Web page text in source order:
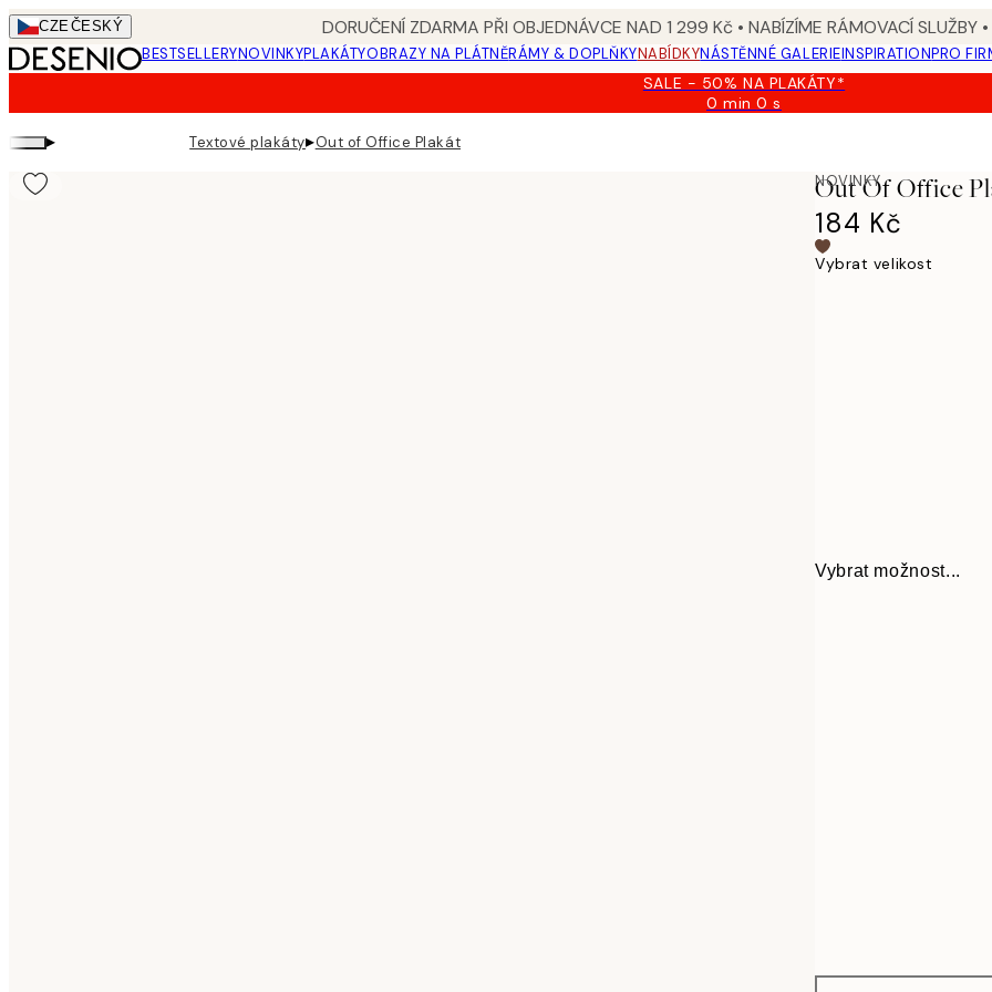
Skip
to
main
CZEČESKÝ DORUČENÍ ZDARMA PŘI OBJEDNÁVCE NAD 1 299 Kč • NABÍZÍME RÁMOVACÍ SLUŽBY
BESTSELLERYNOVINKYPLAKÁTYOBRAZY NA PLÁTNĚRÁMY & DOPLŇKYNABÍDKYNÁSTĚNNÉ GALERIEINSPIRATIONPRO
SALE - 50% NA PLAKÁTY*
0 min0 s
Platné
▸ Textové plakáty▸Out of Office Plakát
NOVINKY
Out Of Office
184 Kč
Vybrat velikost
Vybrat možnost...